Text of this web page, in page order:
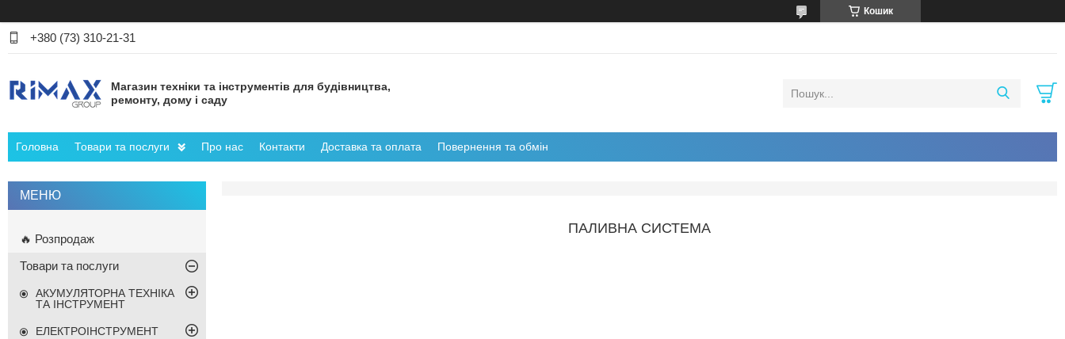
Кошик
+380 (73) 310-21-31
Магазин техніки та інструментів для будівництва,
ремонту, дому і саду
Головна Товари та послуги Про нас Контакти Доставка та оплата Повернення та обмін
ПАЛИВНА СИСТЕМА
🔥 Розпродаж
Товари та послуги
АКУМУЛЯТОРНА ТЕХНІКА
ТА ІНСТРУМЕНТ
ЕЛЕКТРОІНСТРУМЕНТ